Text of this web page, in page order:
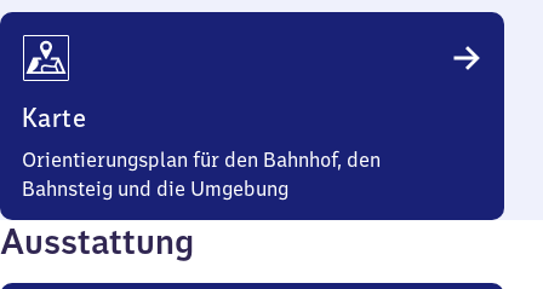
Karte
Orientierungsplan für den Bahnhof, den
Bahnsteig und die Umgebung
Ausstattung